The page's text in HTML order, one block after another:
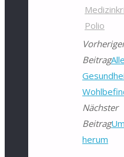
Polio
Beitrag
Nächster
Beitrag
herum